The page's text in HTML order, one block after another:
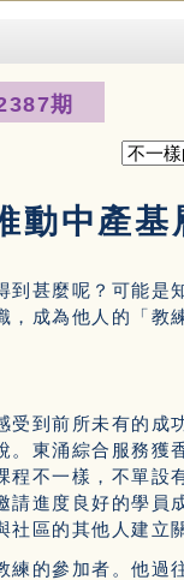
期
動中產基
到甚麼呢？可能
，成為他人的「
受到前所未有的
。東涌綜合服務
程不一樣，不單
請進度良好的學
社區的其他人建立
練的參加者。他